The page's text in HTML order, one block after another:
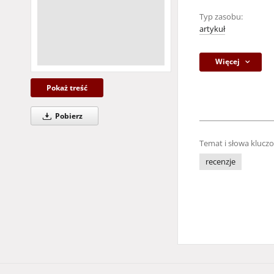
Pokaż treść
Pobierz
Typ zasobu:
artykuł
Więcej
Temat i słowa
recenzje